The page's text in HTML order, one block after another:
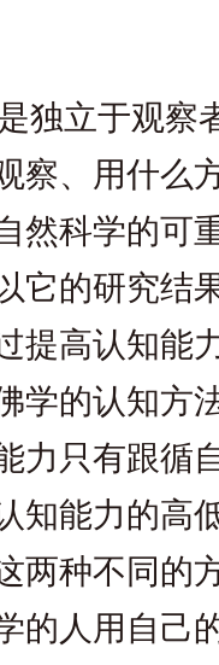
独立于观察
察、用什么
然科学的可
它的研究结
提高认知能
学的认知方
力只有跟循
知能力的高
两种不同的
的人用自己